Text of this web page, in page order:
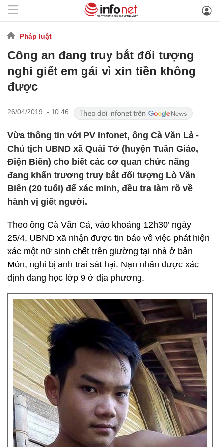
Pháp luật
Công an đang truy bắt đối tượng
nghi giết em gái vì xin tiền không
được
26/04/2019 - 10:46
Vừa thông tin với PV Infonet, ông Cà Văn Lả -
Chủ tịch UBND xã Quài Tở (huyện Tuần Giáo,
Điện Biên) cho biết các cơ quan chức năng
đang khẩn trương truy bắt đối tượng Lò Văn
Biên (20 tuổi) để xác minh, đều tra làm rõ về
hành vị giết người.
Theo ông Cà Văn Cả, vào khoảng 12h30’ ngày
25/4, UBND xã nhận được tin báo về việc phát hiện
xác một nữ sinh chết trên giường tại nhà ở bản
Món, nghi bị anh trai sát hại. Nạn nhân được xác
định đang học lớp 9 ở địa phương.